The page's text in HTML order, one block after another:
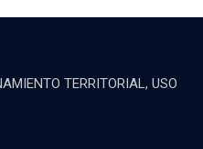
TERRITORIAL, USO